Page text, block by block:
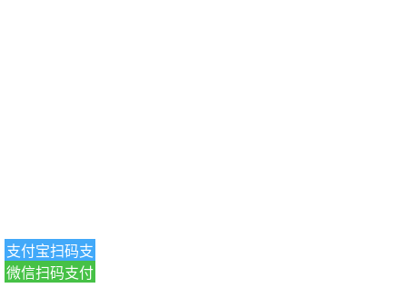
支付宝扫码支
付
微信扫码支付